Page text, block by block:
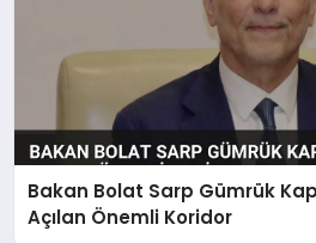
Bakan Bolat Sarp Gümrük
Açılan Önemli Koridor